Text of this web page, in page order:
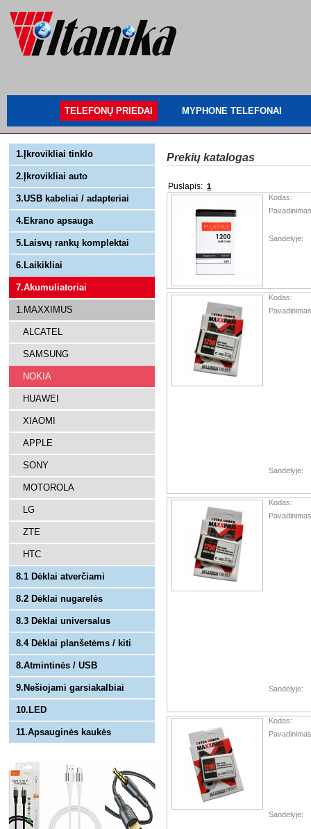
TELEFONŲ PRIEDAI MYPHONE TELEFONAI
1.Įkrovikliai tinklo
2.Įkrovikliai auto
3.USB kabeliai / adapteriai
4.Ekrano apsauga
5.Laisvų rankų komplektai
6.Laikikliai
7.Akumuliatoriai
1.MAXXIMUS
ALCATEL
SAMSUNG
NOKIA
HUAWEI
XIAOMI
APPLE
SONY
MOTOROLA
LG
ZTE
HTC
8.1 Dėklai atverčiami
8.2 Dėklai nugarelės
8.3 Dėklai universalus
8.4 Dėklai planšetėms / kiti
8.Atmintinės / USB
9.Nešiojami garsiakalbiai
10.LED
11.Apsauginės kaukės
Prekių katalogas
Puslapis: 1
Kodas:
Sandėlyje:
Kodas:
Sandėlyje:
Kodas:
Sandėlyje:
Kodas:
Sandėlyje: